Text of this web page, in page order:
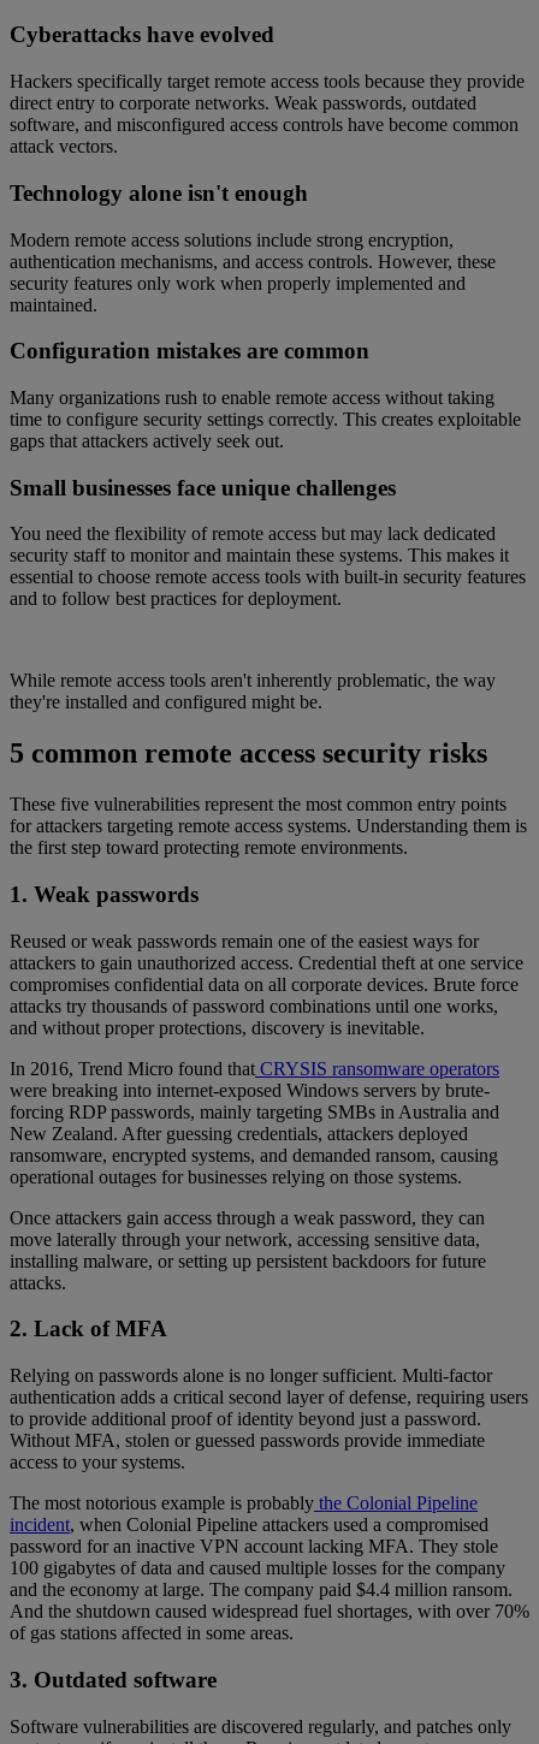
Cyberattacks have evolved
Hackers specifically target remote access tools because they provide
direct entry to corporate networks. Weak passwords, outdated
software, and misconfigured access controls have become common
attack vectors.
Technology alone isn't enough
Modern remote access solutions include strong encryption,
authentication mechanisms, and access controls. However, these
security features only work when properly implemented and
maintained.
Configuration mistakes are common
Many organizations rush to enable remote access without taking
time to configure security settings correctly. This creates exploitable
gaps that attackers actively seek out.
Small businesses face unique challenges
You need the flexibility of remote access but may lack dedicated
security staff to monitor and maintain these systems. This makes it
essential to choose remote access tools with built-in security features
and to follow best practices for deployment.
While remote access tools aren't inherently problematic, the way
they're installed and configured might be.
5 common remote access security risks
These five vulnerabilities represent the most common entry points
for attackers targeting remote access systems. Understanding them is
the first step toward protecting remote environments.
1. Weak passwords
Reused or weak passwords remain one of the easiest ways for
attackers to gain unauthorized access. Credential theft at one service
compromises confidential data on all corporate devices. Brute force
attacks try thousands of password combinations until one works,
and without proper protections, discovery is inevitable.
In 2016, Trend Micro found that CRYSIS ransomware operators
were breaking into internet-exposed Windows servers by brute-
forcing RDP passwords, mainly targeting SMBs in Australia and
New Zealand. After guessing credentials, attackers deployed
ransomware, encrypted systems, and demanded ransom, causing
operational outages for businesses relying on those systems.
Once attackers gain access through a weak password, they can
move laterally through your network, accessing sensitive data,
installing malware, or setting up persistent backdoors for future
attacks.
2. Lack of MFA
Relying on passwords alone is no longer sufficient. Multi-factor
authentication adds a critical second layer of defense, requiring users
to provide additional proof of identity beyond just a password.
Without MFA, stolen or guessed passwords provide immediate
access to your systems.
The most notorious example is probably the Colonial Pipeline
incident, when Colonial Pipeline attackers used a compromised
password for an inactive VPN account lacking MFA. They stole
100 gigabytes of data and caused multiple losses for the company
and the economy at large. The company paid $4.4 million ransom.
And the shutdown caused widespread fuel shortages, with over 70%
of gas stations affected in some areas.
3. Outdated software
Software vulnerabilities are discovered regularly, and patches only